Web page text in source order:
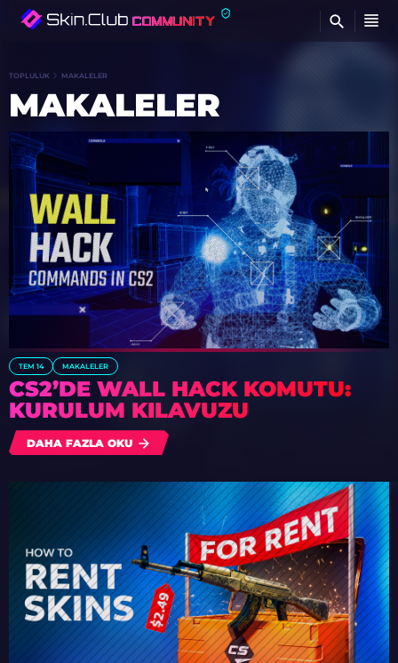
TOPLULUK MAKALELER
MAKALELER
TEM 14 MAKALELER
CS2’DE WALL HACK KOMUTU:
KURULUM KILAVUZU
DAHA FAZLA OKU